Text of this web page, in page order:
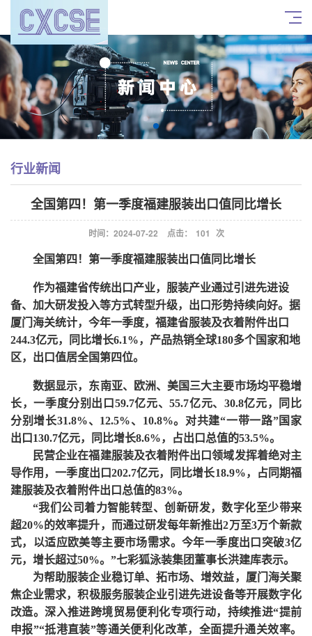
行业新闻
全国第四！第一季度福建服装出口值同比增长
时间：2024-07-22 点击： 101 次
全国第四！第一季度福建服装出口值同比增长
作为福建省传统出口产业，服装产业通过引进先进设
备、加大研发投入等方式转型升级，出口形势持续向好。据
厦门海关统计，今年一季度，福建省服装及衣着附件出口
244.3亿元，同比增长6.1%，产品热销全球180多个国家和地
区，出口值居全国第四位。
数据显示，东南亚、欧洲、美国三大主要市场均平稳增
长，一季度分别出口 59.7亿元、55.7亿元、30.8亿元，同比
分别增长31.8%、12.5%、10.8%。对共建“一带一路”国家
出口130.7亿元，同比增长8.6%，占出口总值的53.5%。
民营企业在福建服装及衣着附件出口领域发挥着绝对主
导作用，一季度出口202.7亿元，同比增长18.9%，占同期福
建服装及衣着附件出口总值的83%。
“我们公司着力智能转型、创新研发，数字化至少带来
超20%的效率提升，而通过研发每年新推出2万至3万个新款
式，以适应欧美等主要市场需求。今年一季度出口突破3亿
元，增长超过50%。”七彩狐泳装集团董事长洪建库表示。
为帮助服装企业稳订单、拓市场、增效益，厦门海关聚
焦企业需求，积极服务服装企业引进先进设备等开展数字化
改造。深入推进跨境贸易便利化专项行动，持续推进“提前
申报”“抵港直装”等通关便利化改革，全面提升通关效率。